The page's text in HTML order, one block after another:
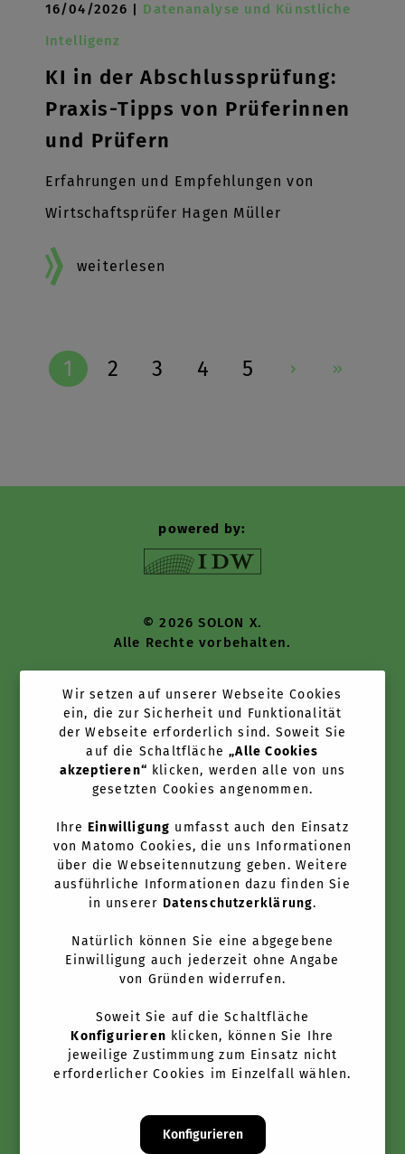
16/04/2026 | Datenanalyse und Künstliche
Intelligenz
KI in der Abschlussprüfung:
Praxis-Tipps von Prüferinnen
und Prüfern
Erfahrungen und Empfehlungen von
Wirtschaftsprüfer Hagen Müller
weiterlesen
Seite
1 Seite
2 Seite
3 Seite
4 Seite
5
News + Cases
Tools + Services
Über uns
Anbieter werden
Newsletter
Kontakt
FAQ
Nutzungsbedingungen
Datenschutz
powered by:
© 2026 SOLON X.
Alle Rechte vorbehalten.
Wir setzen auf unserer Webseite Cookies
ein, die zur Sicherheit und Funktionalität
der Webseite erforderlich sind. Soweit Sie
auf die Schaltfläche„Alle Cookies
akzeptieren“ klicken, werden alle von uns
gesetzten Cookies angenommen.
IhreEinwilligung umfasst auch den Einsatz
von Matomo Cookies, die uns Informationen
über die Webseitennutzung geben. Weitere
ausführliche Informationen dazu finden Sie
in unserer Datenschutzerklärung.
Natürlich können Sie eine abgegebene
Einwilligung auch jederzeit ohne Angabe
von Gründen widerrufen.
Soweit Sie auf die Schaltfläche
Konfigurieren klicken, können Sie Ihre
jeweilige Zustimmung zum Einsatz nicht
erforderlicher Cookies im Einzelfall wählen.
Konfigurieren